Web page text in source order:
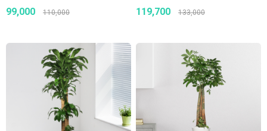
99,000 110,000 119,700 133,000